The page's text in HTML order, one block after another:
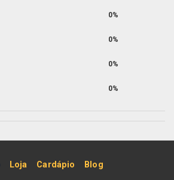
0%
0%
0%
0%
Loja Cardápio Blog